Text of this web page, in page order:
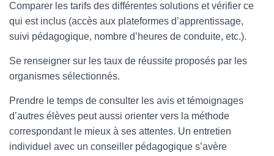
Comparer les tarifs des différentes solutions et vérifier ce
qui est inclus (accès aux plateformes d’apprentissage,
suivi pédagogique, nombre d’heures de conduite, etc.).
Se renseigner sur les taux de réussite proposés par les
organismes sélectionnés.
Prendre le temps de consulter les avis et témoignages
d’autres élèves peut aussi orienter vers la méthode
correspondant le mieux à ses attentes. Un entretien
individuel avec un conseiller pédagogique s’avère